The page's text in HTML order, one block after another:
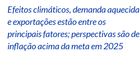
Efeitos climáticos, demanda aquecida
e exportações estão entre os
principais fatores; perspectivas são de
inflação acima da meta em 2025